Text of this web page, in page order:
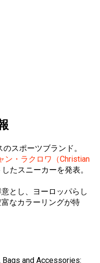
ッション情報サイトです
スポーツブランド。
ン・ラクロワ（Christian
たスニーカーを発表。
とし、ヨーロッパらし
なカラーリングが特
Bags and Accessories: